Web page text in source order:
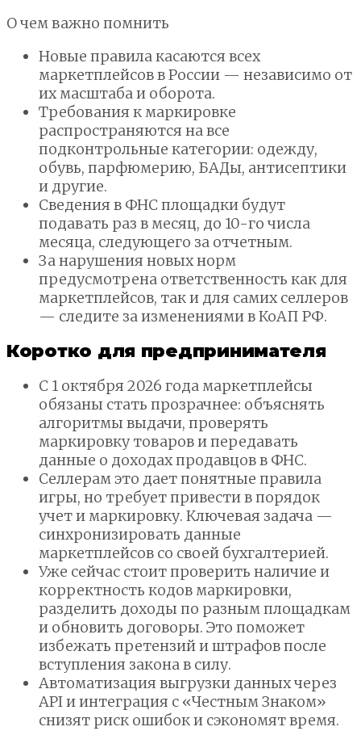
О чем важно помнить
Новые правила касаются всех
маркетплейсов в России — независимо от
их масштаба и оборота.
Требования к маркировке
распространяются на все
подконтрольные категории: одежду,
обувь, парфюмерию, БАДы, антисептики
и другие.
Сведения в ФНС площадки будут
подавать раз в месяц, до 10-го числа
месяца, следующего за отчетным.
За нарушения новых норм
предусмотрена ответственность как для
маркетплейсов, так и для самих селлеров
— следите за изменениями в КоАП РФ.
Коротко для предпринимателя
С 1 октября 2026 года маркетплейсы
обязаны стать прозрачнее: объяснять
алгоритмы выдачи, проверять
маркировку товаров и передавать
данные о доходах продавцов в ФНС.
Селлерам это дает понятные правила
игры, но требует привести в порядок
учет и маркировку. Ключевая задача —
синхронизировать данные
маркетплейсов со своей бухгалтерией.
Уже сейчас стоит проверить наличие и
корректность кодов маркировки,
разделить доходы по разным площадкам
и обновить договоры. Это поможет
избежать претензий и штрафов после
вступления закона в силу.
Автоматизация выгрузки данных через
API и интеграция с «Честным Знаком»
снизят риск ошибок и сэкономят время.